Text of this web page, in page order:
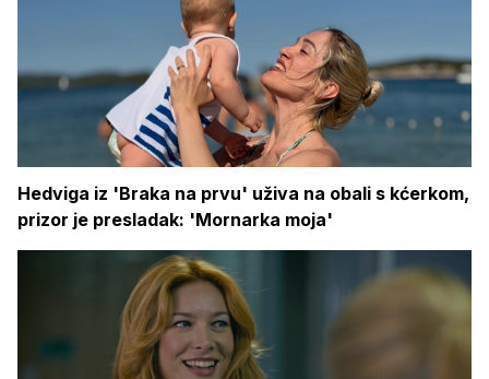
Hedviga iz 'Braka na prvu' uživa na obali s kćerkom,
prizor je presladak: 'Mornarka moja'